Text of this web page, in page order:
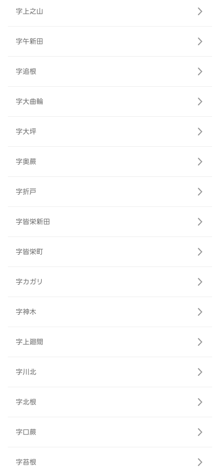
字上之山
字午新田
字追根
字大曲輪
字大坪
字奥蕨
字折戸
字皆栄新田
字皆栄町
字カガリ
字神木
字上廻間
字川北
字北根
字口蕨
字苔根